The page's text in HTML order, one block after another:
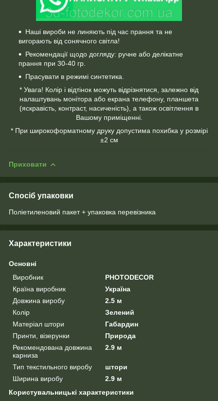
Наші вироби не линяють під час прання та не
вигорають від сонячного світла!
Рекомендації щодо догляду: ручне або делікатне
прання при 30-40 гр.
Прасувати в режимі синтетика.
* Увага! Колір і відтінок можуть відрізнятися, залежно від
налаштувань монітора або екрана телефону, планшета
(яскравість, контраст, насиченість), а також освітлення в
Вашому приміщенні.
* При широкоформатному друку допустима похибка у розмірі
±2 см
Приховати
Спосіб упаковки
Поліетиленовий пакет + упаковка перевізника
Характеристики
Основні
Виробник
PHOTODECOR
Країна виробник
Україна
Довжина виробу
2.5 м
Колір
Зелений
Матеріал штори
Габардин
Принти, візерунки
Природа
Рекомендована довжина
карниза
2.9 м
Тип текстильного виробу
штори
Ширина виробу
2.9 м
Користувальницькі характеристики